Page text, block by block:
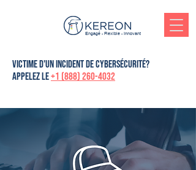
Engagé - Flexible - Innovant
victime d'un incident de cybersécurité?
Appelez le+1 (888) 260-4032